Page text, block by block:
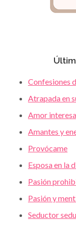
Confesiones
Atrapada en
Amor
Amantes y
Provócame
Esposa en la
Pasión
Pasión y
Seductor